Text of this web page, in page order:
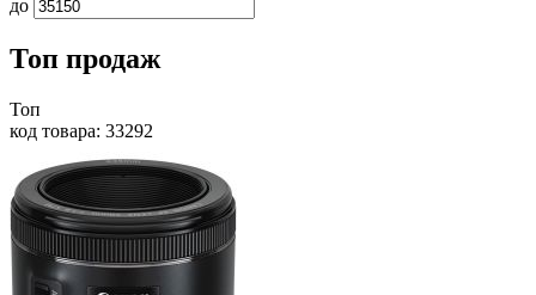
до
Топ продаж
Топ
код товара: 33292